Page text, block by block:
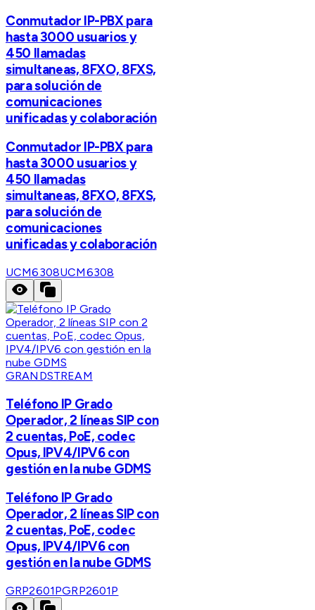
Conmutador IP-PBX para
hasta 3000 usuarios y
450 llamadas
simultaneas, 8FXO, 8FXS,
para solución de
comunicaciones
unificadas y colaboración
Conmutador IP-PBX para
hasta 3000 usuarios y
450 llamadas
simultaneas, 8FXO, 8FXS,
para solución de
comunicaciones
unificadas y colaboración
UCM6308UCM6308
GRANDSTREAM
Teléfono IP Grado
Operador, 2 líneas SIP con
2 cuentas, PoE, codec
Opus, IPV4/IPV6 con
gestión en la nube GDMS
Teléfono IP Grado
Operador, 2 líneas SIP con
2 cuentas, PoE, codec
Opus, IPV4/IPV6 con
gestión en la nube GDMS
GRP2601PGRP2601P